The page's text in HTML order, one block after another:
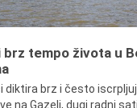
brz tempo života u
diktira brz i često
na Gazeli, dugi radni